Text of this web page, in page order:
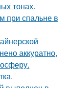
тонах.
при спальне в
аккуратно,